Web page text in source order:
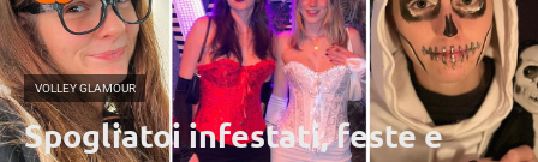
VOLLEY GLAMOUR
Spogliatoi infestati, feste e